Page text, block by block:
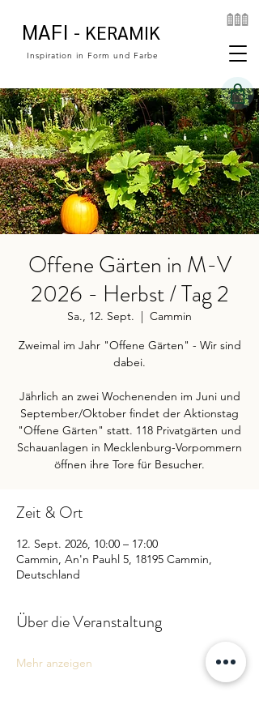
MAFI - KERAMIK
Inspiration in Form und Farbe
Offene Gärten in M-V
2026 - Herbst / Tag 2
Sa., 12. Sept.
  |
Cammin
Zweimal im Jahr "Offene Gärten" - Wir sind
dabei.
Jährlich an zwei Wochenenden im Juni und
September/Oktober findet der Aktionstag
"Offene Gärten" statt. 118 Privatgärten und
Schauanlagen in Mecklenburg-Vorpommern
Zeit & Ort
12. Sept. 2026, 10:00 – 17:00
Cammin, An'n Pauhl 5, 18195 Cammin,
Deutschland
Über die Veranstaltung
Mehr anzeigen